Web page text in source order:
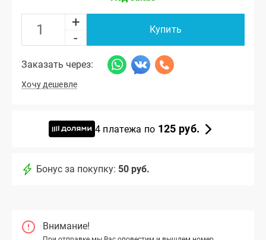
+
-
Купить
Заказать через:
Хочу дешевле
4 платежа по 125 руб.
Бонус за покупку: 50 руб.
Внимание!